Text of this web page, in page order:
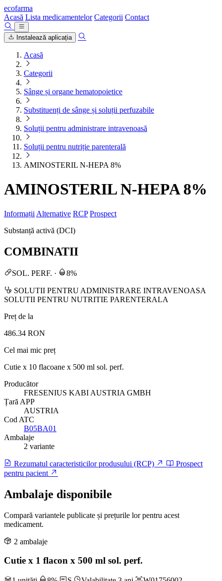
ecofarma
Acasă Lista medicamentelor Categorii Contact
Instalează aplicația
Acasă
Categorii
Sânge și organe hematopoietice
Substituenți de sânge și soluții perfuzabile
Soluții pentru administrare intravenoasă
Soluții pentru nutriție parenterală
AMINOSTERIL N-HEPA 8%
AMINOSTERIL N-HEPA 8%
Informații Alternative RCP Prospect
Substanță activă (DCI)
COMBINATII
SOL. PERF. · 8%
SOLUTII PENTRU ADMINISTRARE INTRAVENOASA
SOLUTII PENTRU NUTRITIE PARENTERALA
Preț de la
486.34 RON
Cel mai mic preț
Cutie x 10 flacoane x 500 ml sol. perf.
Producător
FRESENIUS KABI AUSTRIA GMBH
Țară APP
AUSTRIA
Cod ATC
B05BA01
Ambalaje
2 variante
Rezumatul caracteristicilor produsului (RCP)
Prospect
pentru pacient
Ambalaje disponibile
Compară variantele publicate și prețurile lor pentru acest
medicament.
2 ambalaje
Cutie x 1 flacon x 500 ml sol. perf.